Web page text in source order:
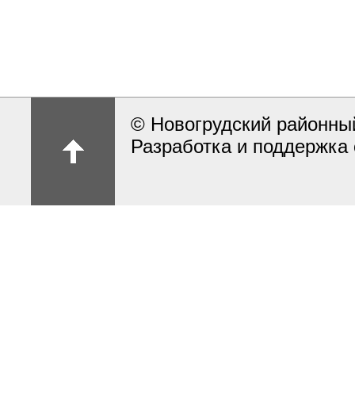
© Новогрудский
Разработка и поддержка